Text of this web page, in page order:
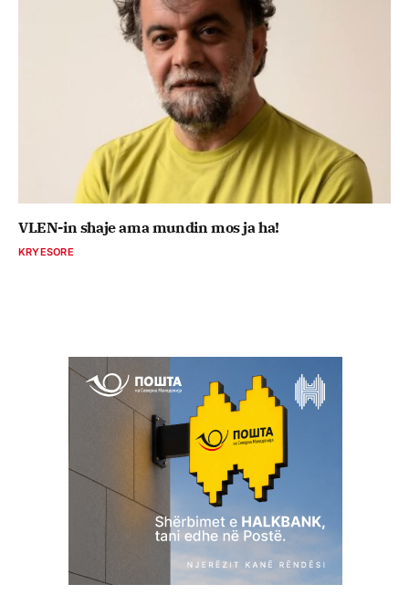
VLEN-in shaje ama mundin mos ja ha!
KRYESORE